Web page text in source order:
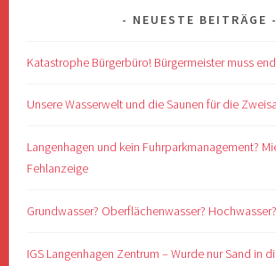
NEUESTE BEITRÄGE
Katastrophe Bürgerbüro! Bürgermeister muss
Unsere Wasserwelt und die Saunen für die
Langenhagen und kein Fuhrparkmanagement?
Fehlanzeige
Grundwasser? Oberflächenwasser?
IGS Langenhagen Zentrum – Wurde nur Sand in